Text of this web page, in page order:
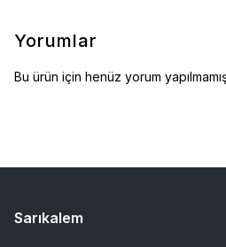
Yorumlar
Bu ürün için henüz yorum
Sarıkalem